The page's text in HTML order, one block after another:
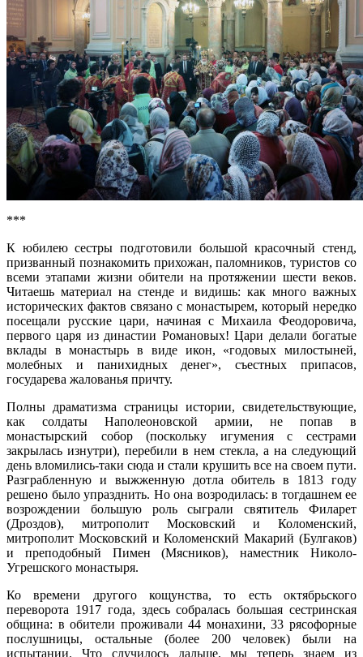
***
К юбилею сестры подготовили большой красочный стенд,
призванный познакомить прихожан, паломников, туристов со
всеми этапами жизни обители на протяжении шести веков.
Читаешь материал на стенде и видишь: как много важных
исторических фактов связано с монастырем, который нередко
посещали русские цари, начиная с Михаила Феодоровича,
первого царя из династии Романовых! Цари делали богатые
вклады в монастырь в виде икон, «годовых милостыней,
молебных и панихидных денег», съестных припасов,
государева жалованья причту.
Полны драматизма страницы истории, свидетельствующие,
как солдаты Наполеоновской армии, не попав в
монастырский собор (поскольку игумения с сестрами
закрылась изнутри), перебили в нем стекла, а на следующий
день вломились-таки сюда и стали крушить все на своем пути.
Разграбленную и выжженную дотла обитель в 1813 году
решено было упразднить. Но она возродилась: в тогдашнем ее
возрождении большую роль сыграли святитель Филарет
(Дроздов), митрополит Московский и Коломенский,
митрополит Московский и Коломенский Макарий (Булгаков)
и преподобный Пимен (Мясников), наместник Николо-
Угрешского монастыря.
Ко времени другого кощунства, то есть октябрьского
переворота 1917 года, здесь собралась большая сестринская
община: в обители проживали 44 монахини, 33 рясофорные
послушницы, остальные (более 200 человек) были на
испытании. Что случилось дальше, мы теперь знаем из